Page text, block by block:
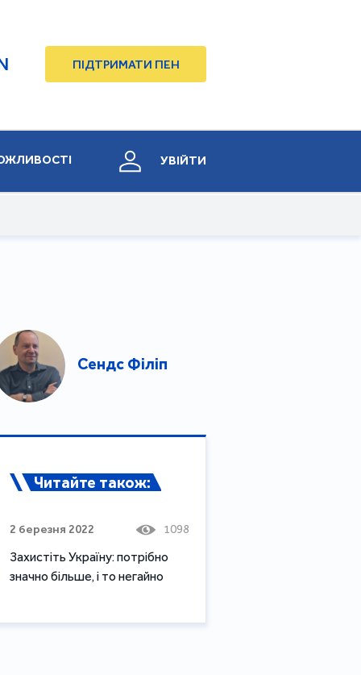
ПІДТРИМАТИ ПЕН
УВІЙТИ
Сендс Філіп
Читайте також:
2 березня 2022 1098
Захистіть Україну: потрібно
значно більше, і то негайно